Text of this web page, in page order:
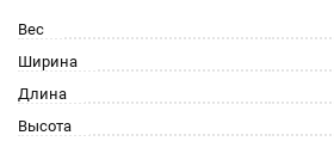
Вес
Ширина
Длина
Высота